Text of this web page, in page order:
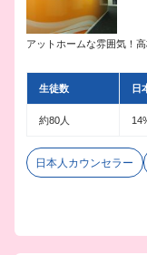
アットホームな雰囲気！
生徒数 日
約80人
日本人カウンセラー